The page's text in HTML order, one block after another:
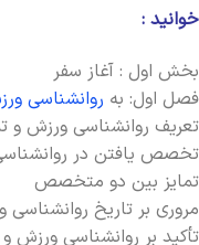
خوانید :
بخش اول : آغاز سفر
فصل اول: به روان‏شناسی
تعریف روان‏شناسی ورزش و
تخصص یافتن در
تمایز بین دو متخصص
مروری بر تاریخ
تأکید بر روان‏شناسی ورزش